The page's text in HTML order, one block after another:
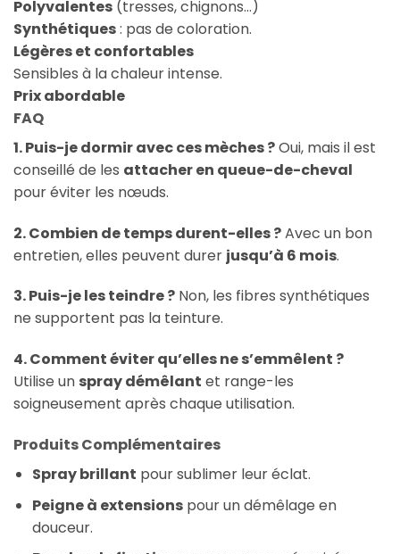
Polyvalentes (tresses, chignons…)
Synthétiques: pas de coloration.
Légères et confortables
Sensibles à la chaleur intense.
Prix abordable
FAQ
1. Puis-je dormir avec ces mèches ?Oui, mais il est
conseillé de les attacher en queue-de-cheval
pour éviter les nœuds.
2. Combien de temps durent-elles ?Avec un bon
entretien, elles peuvent durer jusqu’à 6 mois.
3. Puis-je les teindre ? Non, les fibres synthétiques
ne supportent pas la teinture.
4. Comment éviter qu’elles ne s’emmêlent ?
Utilise un spray démêlant et range-les
soigneusement après chaque utilisation.
Produits Complémentaires
Spray brillant pour sublimer leur éclat.
Peigne à extensionspour un démêlage en
douceur.